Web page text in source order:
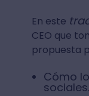
En este
CEO que
propuesta
Cómo
sociales.